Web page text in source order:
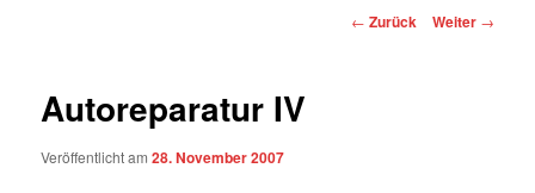
Beitrags-
← Zurück Weiter →
Autoreparatur IV
Veröffentlicht am28. November 2007